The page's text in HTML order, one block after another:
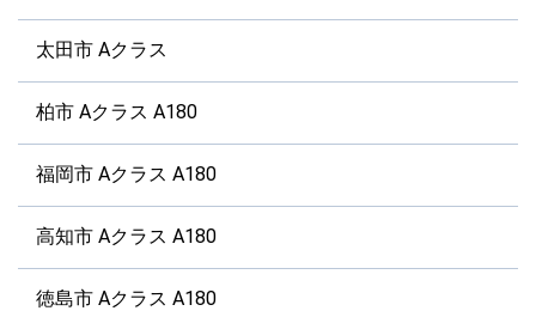
太田市 Aクラス
柏市 Aクラス A180
福岡市 Aクラス A180
高知市 Aクラス A180
徳島市 Aクラス A180